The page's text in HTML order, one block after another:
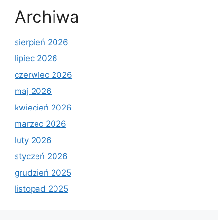
Archiwa
sierpień 2026
lipiec 2026
czerwiec 2026
maj 2026
kwiecień 2026
marzec 2026
luty 2026
styczeń 2026
grudzień 2025
listopad 2025